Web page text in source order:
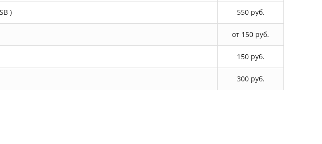
) 550 руб.
от 150 руб.
150 руб.
300 руб.